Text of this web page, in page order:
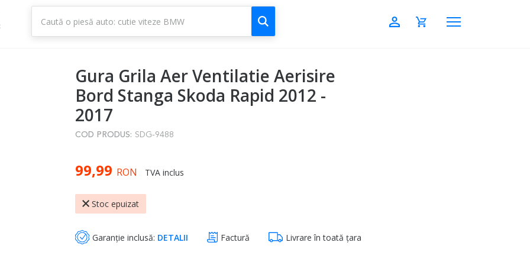
CAUTĂ
Gura Grila Aer Ventilatie Aerisire
Bord Stanga Skoda Rapid 2012 -
2017
COD PRODUS: SDG-9488
99,99 RON TVA inclus
Stoc epuizat
Garanție inclusă: DETALII Factură Livrare în toată țara